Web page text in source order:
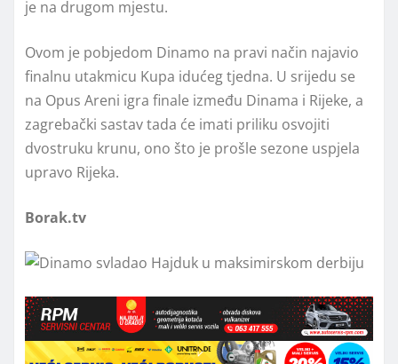
je na drugom mjestu.
Ovom je pobjedom Dinamo na pravi način najavio
finalnu utakmicu Kupa idućeg tjedna. U srijedu se
na Opus Areni igra finale između Dinama i Rijeke, a
zagrebački sastav tada će imati priliku osvojiti
dvostruku krunu, ono što je prošle sezone uspjela
upravo Rijeka.
Borak.tv